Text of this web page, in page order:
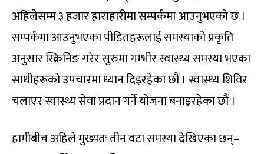
अहिलेसम्म ३ हजार हाराहारीमा सम्पर्कमा आउनुभएको छ ।
सम्पर्कमा आउनुभएका पीडितहरूलाई समस्याको प्रकृति
अनुसार स्क्रिनिङ गरेर सुरुमा गम्भीर स्वास्थ्य समस्या भएका
साथीहरूको उपचारमा ध्यान दिइरहेका छौं । स्वास्थ्य शिविर
चलाएर स्वास्थ्य सेवा प्रदान गर्ने योजना बनाइरहेका छौं ।
हामीबीच अहिले मुख्यतः तीन वटा समस्या देखिएका छन्–